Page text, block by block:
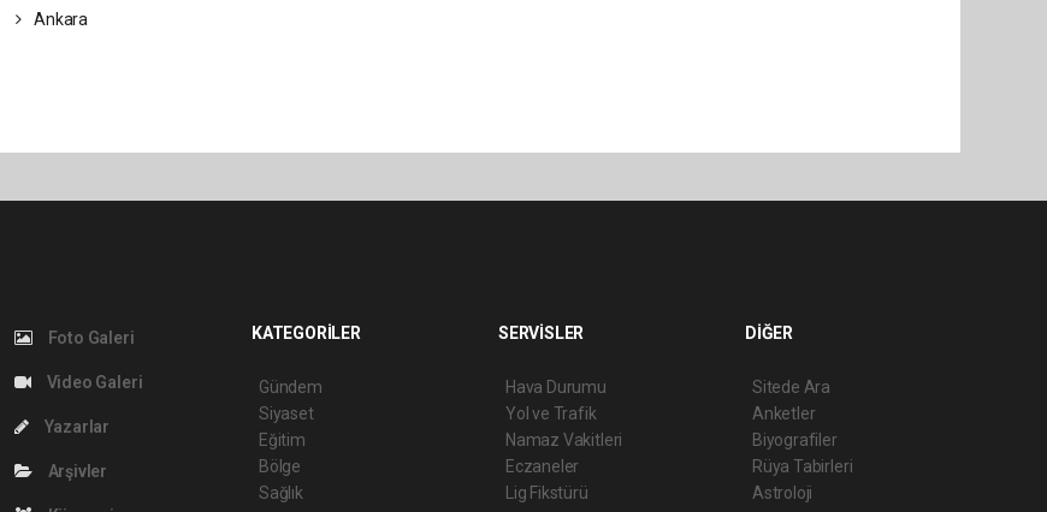
Ankara
Foto Galeri
Video Galeri
Yazarlar
Arşivler
KATEGORİLER
Gündem
Siyaset
Eğitim
Bölge
Sağlık
SERVİSLER
Hava Durumu
Yol ve Trafik
Namaz Vakitleri
Eczaneler
Lig Fikstürü
DİĞER
Sitede Ara
Anketler
Biyografiler
Rüya Tabirleri
Astroloji